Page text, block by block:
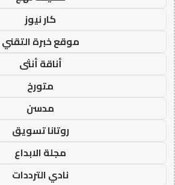
كار نيوز
موقع خبرة التقني
أناقة أنثى
متورخ
مدسن
روتانا تسويق
مجلة الابداع
نادي الترددات